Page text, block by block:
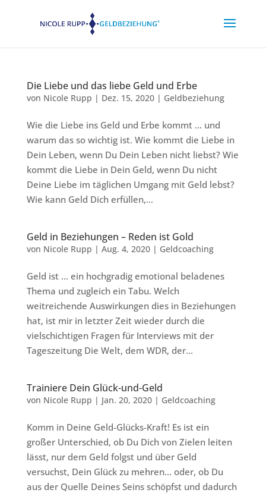
Die Liebe und das liebe Geld und Erbe
von Nicole Rupp | Dez. 15, 2020| Geldbeziehung
Wie die Liebe ins Geld und Erbe kommt … und
warum das so wichtig ist. Wie kommt die Liebe in
Dein Leben, wenn Du Dein Leben nicht liebst? Wie
kommt die Liebe in Dein Geld, wenn Du nicht
Deine Liebe im täglichen Umgang mit Geld lebst?
Wie kann Geld Dich erfüllen,...
Geld in Beziehungen – Reden ist Gold
von Nicole Rupp | Aug. 4, 2020| Geldcoaching
Geld ist … ein hochgradig emotional beladenes
Thema und zugleich ein Tabu. Welch
weitreichende Auswirkungen dies in Beziehungen
hat, ist mir in letzter Zeit wieder durch die
vielschichtigen Fragen für Interviews mit der
Tageszeitung Die Welt, dem WDR, der...
Trainiere Dein Glück-und-Geld
von Nicole Rupp | Jan. 20, 2020| Geldcoaching
Komm in Deine Geld-Glücks-Kraft! Es ist ein
großer Unterschied, ob Du Dich von Zielen leiten
lässt, nur dem Geld folgst und über Geld
versuchst, Dein Glück zu mehren… oder, ob Du
aus der Quelle Deines Seins schöpfst und dadurch